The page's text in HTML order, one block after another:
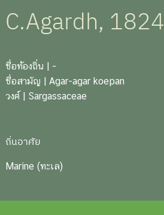
C.Agardh, 1824
ชื่อท้องถิ่น | -
ชื่อสามัญ | Agar-agar koepan
วงศ์ | Sargassaceae
ถิ่นอาศัย
Marine (ทะเล)